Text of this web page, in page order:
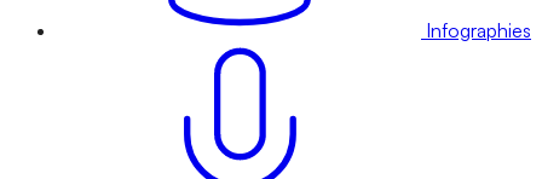
Infographies